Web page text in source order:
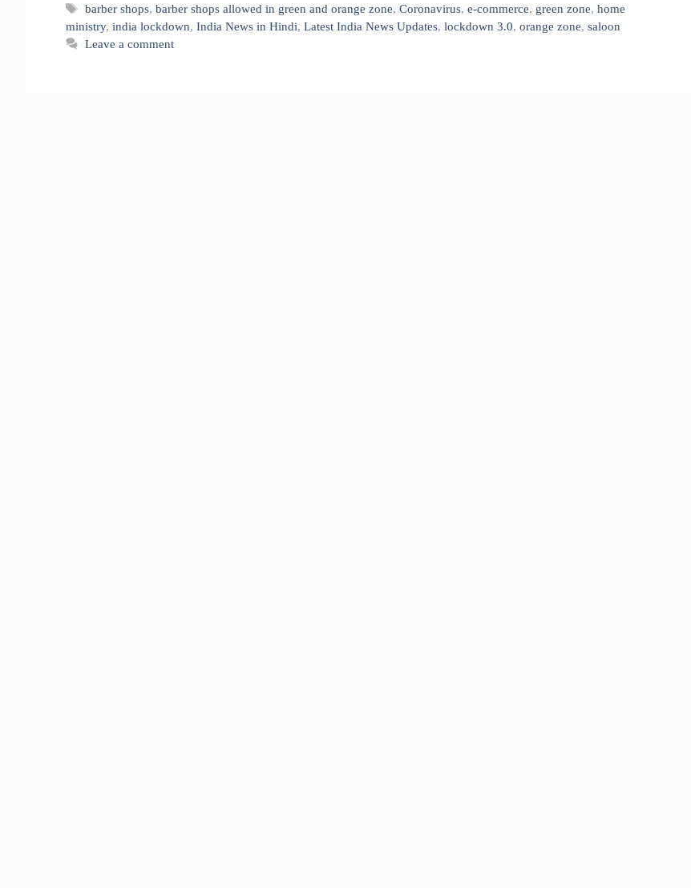
Tags
barber shops,barber shops allowed in green and orange zone,Coronavirus,e-commerce, green zone,home
ministry, india lockdown, India News in Hindi, Latest India News Updates, lockdown 3.0, orange zone, saloon
Leave a comment